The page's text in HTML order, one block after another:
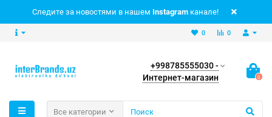
Следите за новостями в нашем Instagram канале!
0
0
+998785555030 -
Интернет-магазин
0
Все категории